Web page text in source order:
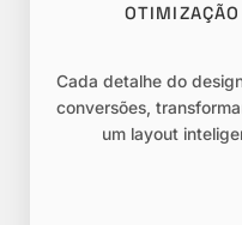
Cada detalhe do
conversões,
um layout